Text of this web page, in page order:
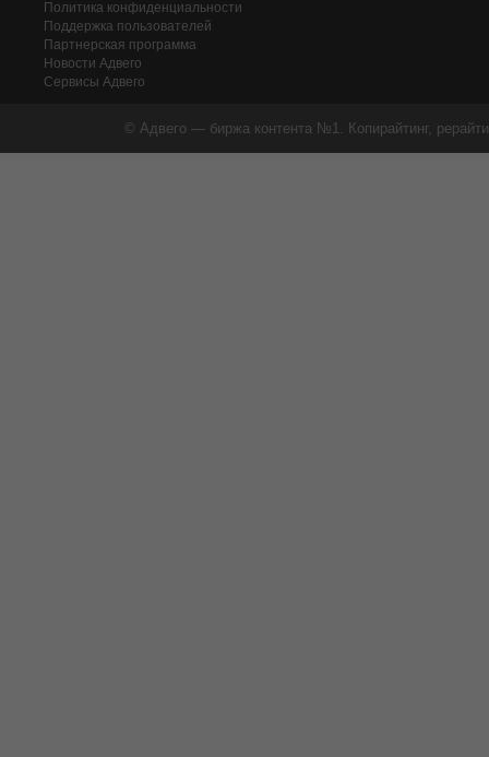
Политика конфиденциальности
Поддержка пользователей
Партнерская программа
Новости Адвего
Сервисы Адвего
© Адвего — биржа контента №1. Копирайтинг,